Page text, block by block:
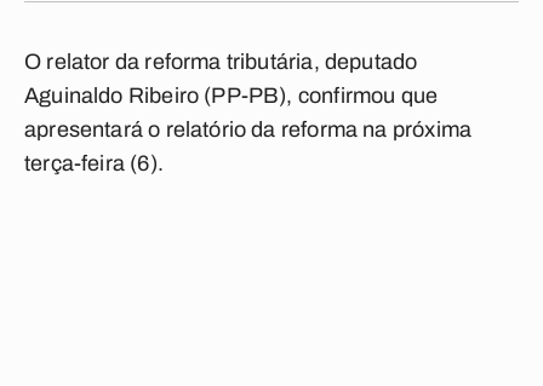
O relator da reforma tributária, deputado
Aguinaldo Ribeiro (PP-PB), confirmou que
apresentará o relatório da reforma na próxima
terça-feira (6).